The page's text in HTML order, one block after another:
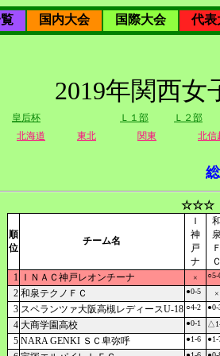
国内大会 国際大会
代表
2019年関西
皇后杯 Ｌ１部
Ｌ２部
北海道 東北 関東 北信
☆☆☆
順
位
チーム名
Ｉ
神
戸
ナ
1
ＩＮＡＣ神戸レオンチーナ × ○5-
2 和泉テクノＦＣ ●0-5 ×
3 スペランツァ大阪高槻レディースU-18 ○4-2 ●0-
4 大商学園高校 ●0-1
5 NARA GENKI ＳＣ卑弥呼 ●1-6 ●1-